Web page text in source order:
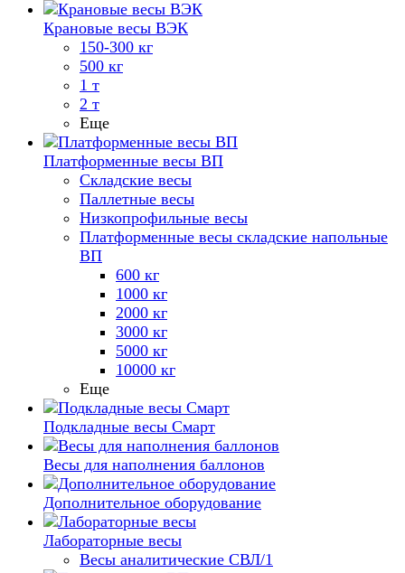
Крановые весы ВЭК
150-300 кг
500 кг
1 т
2 т
Еще
Платформенные весы ВП
Складские весы
Паллетные весы
Низкопрофильные весы
Платформенные весы складские напольные
ВП
600 кг
1000 кг
2000 кг
3000 кг
5000 кг
10000 кг
Еще
Подкладные весы Смарт
Весы для наполнения баллонов
Дополнительное оборудование
Лабораторные весы
Весы аналитические СВЛ/1